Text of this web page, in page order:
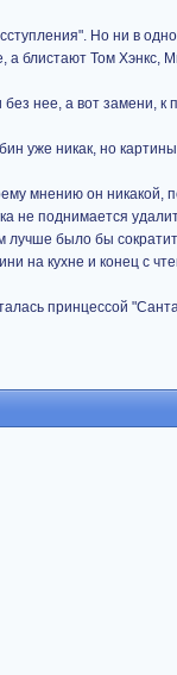
Но ни в
а блистают Том Хэнкс,
без нее, а вот замени,
уже никак, но
мнению он никакой,
не поднимается
лучше было бы
на кухне и конец с
принцессой